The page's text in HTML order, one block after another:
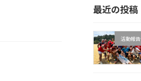
最近の投稿
活動報告